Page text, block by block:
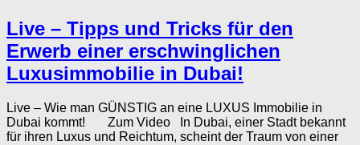
Live – Tipps und Tricks für den
Erwerb einer erschwinglichen
Luxusimmobilie in Dubai!
Live – Wie man GÜNSTIG an eine LUXUS Immobilie in
Dubai kommt! Zum Video In Dubai, einer Stadt bekannt
für ihren Luxus und Reichtum, scheint der Traum von einer